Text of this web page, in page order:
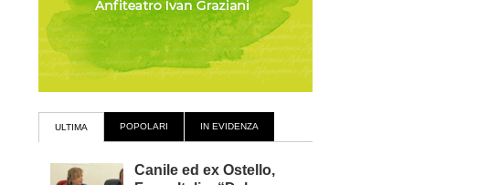
ULTIMA POPOLARI IN EVIDENZA
Canile ed ex Ostello,